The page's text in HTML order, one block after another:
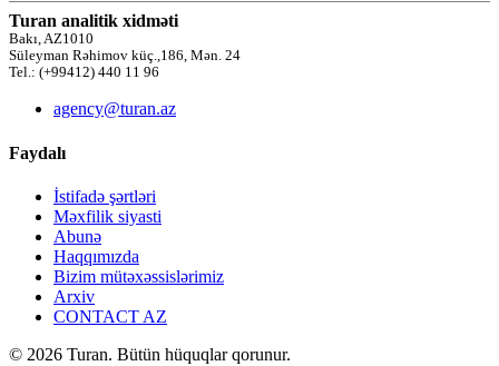
Turan analitik xidməti
Bakı, AZ1010
Süleyman Rəhimov küç.,186, Mən. 24
Tel.: (+99412) 440 11 96
agency@turan.az
Faydalı
İstifadə şərtləri
Məxfilik siyasti
Abunə
Haqqımızda
Bizim mütəxəssislərimiz
Arxiv
CONTACT AZ
© 2026 Turan. Bütün hüquqlar qorunur.